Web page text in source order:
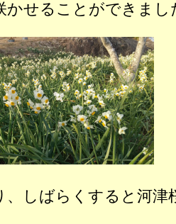
かせることができまし
、しばらくすると河津